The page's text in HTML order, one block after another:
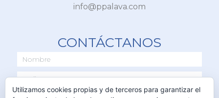
info@ppalava.com
CONTÁCTANOS
Utilizamos cookies propias y de terceros para garantizar el